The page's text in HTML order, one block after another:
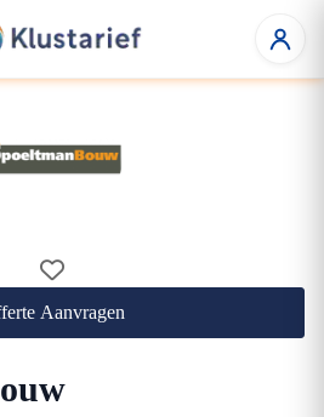
Aanvragen